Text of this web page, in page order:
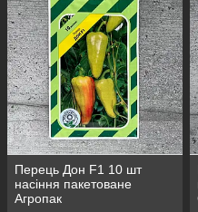
Перець Дон F1 10 шт
насіння пакетоване
Агропак